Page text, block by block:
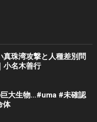
真珠湾攻撃と人種差別問
小名木善行
大生物…#uma #未確認
体